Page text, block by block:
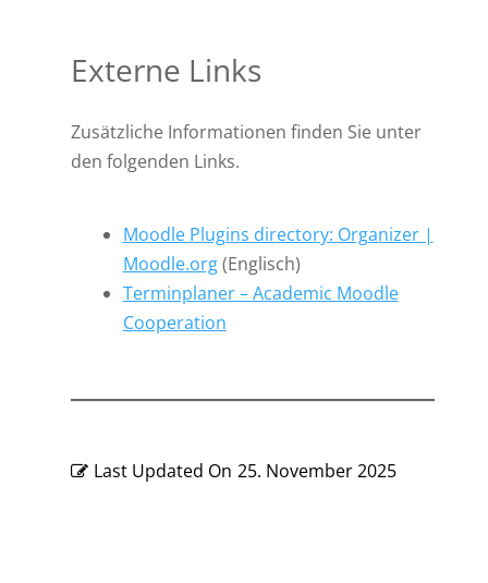
Externe Links
Zusätzliche Informationen finden Sie unter
den folgenden Links.
Moodle Plugins directory: Organizer |
Moodle.org(Englisch)
Terminplaner – Academic Moodle
Cooperation
Last Updated On 25. November 2025